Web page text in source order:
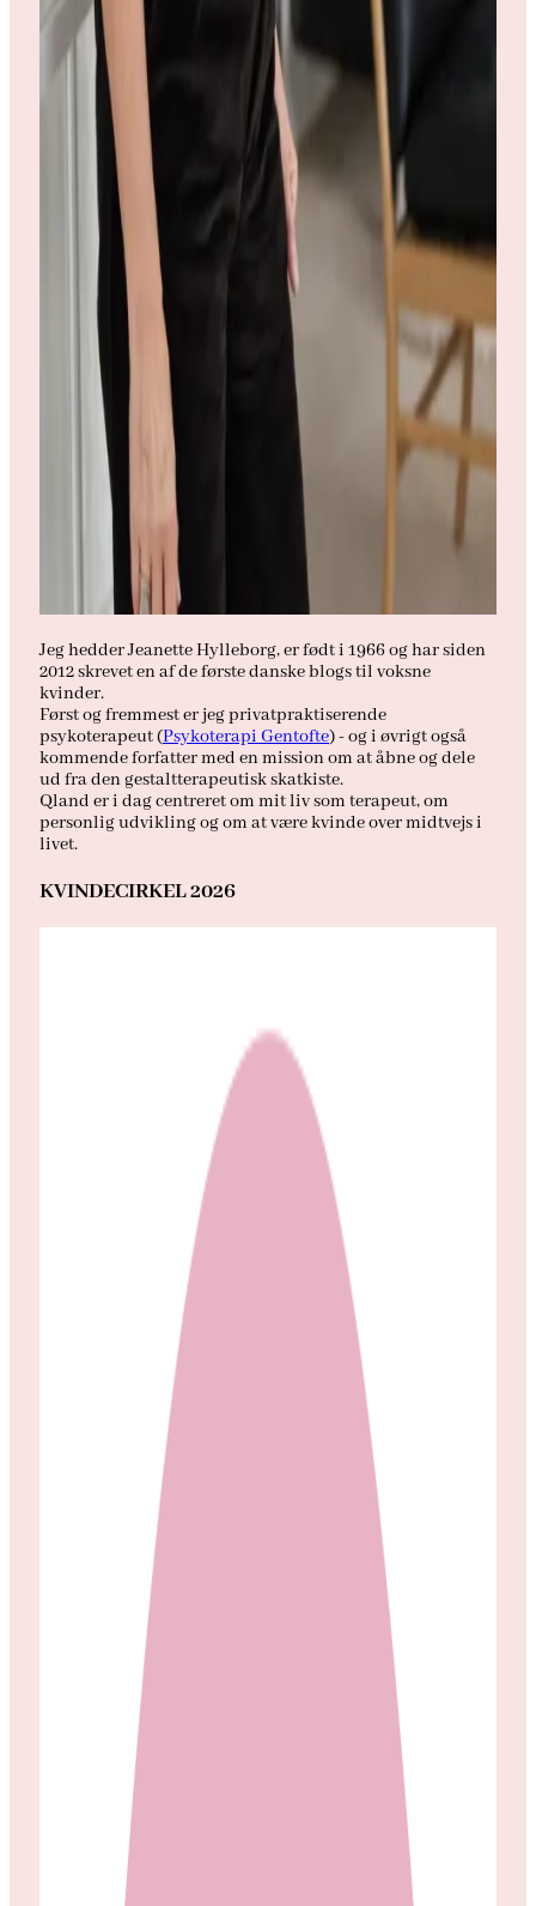
Jeg hedder Jeanette Hylleborg, er født i 1966 og har siden
2012 skrevet en af de første danske blogs til voksne
kvinder.
Først og fremmest er jeg privatpraktiserende
psykoterapeut (Psykoterapi Gentofte) - og i øvrigt også
kommende forfatter med en mission om at åbne og dele
ud fra den gestaltterapeutisk skatkiste.
Qland er i dag centreret om mit liv som terapeut, om
personlig udvikling og om at være kvinde over midtvejs i
livet.
KVINDECIRKEL 2026